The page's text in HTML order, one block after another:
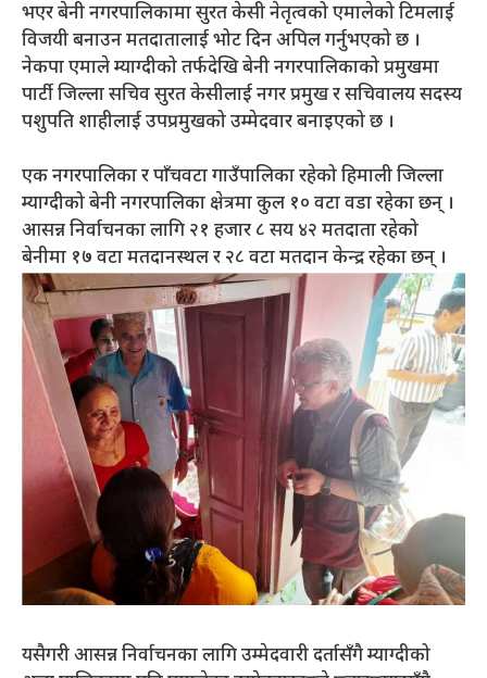
भएर बेनी नगरपालिकामा सुरत केसी नेतृत्वको एमालेको टिमलाई
विजयी बनाउन मतदातालाई भोट दिन अपिल गर्नुभएको छ ।
नेकपा एमाले म्याग्दीको तर्फदेखि बेनी नगरपालिकाको प्रमुखमा
पार्टी जिल्ला सचिव सुरत केसीलाई नगर प्रमुख र सचिवालय सदस्य
पशुपति शाहीलाई उपप्रमुखको उम्मेदवार बनाइएको छ ।
एक नगरपालिका र पाँचवटा गाउँपालिका रहेको हिमाली जिल्ला
म्याग्दीको बेनी नगरपालिका क्षेत्रमा कुल १० वटा वडा रहेका छन् ।
आसन्न निर्वाचनका लागि २१ हजार ८ सय ४२ मतदाता रहेको
बेनीमा १७ वटा मतदानस्थल र २८ वटा मतदान केन्द्र रहेका छन् ।
यसैगरी आसन्न निर्वाचनका लागि उम्मेदवारी दर्तासँगै म्याग्दीको